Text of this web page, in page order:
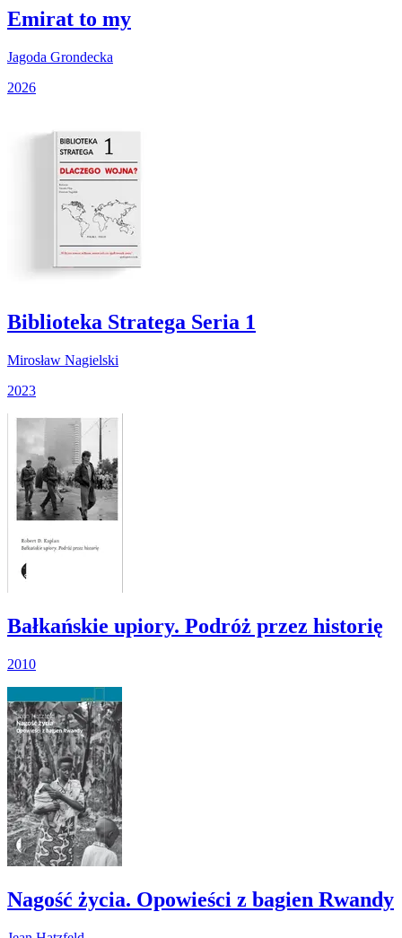
Emirat to my
Jagoda Grondecka
2026
Biblioteka Stratega Seria 1
Mirosław Nagielski
2023
Bałkańskie upiory. Podróż przez historię
2010
Nagość życia. Opowieści z bagien Rwandy